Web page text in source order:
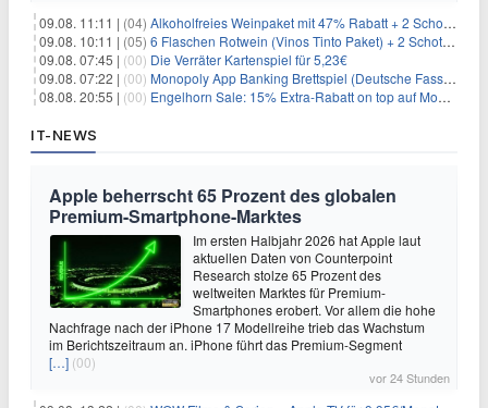
09.08. 11:11 | (04) Alkoholfreies Weinpaket mit 47% Rabatt + 2 Schott Zwiesel Gläser GRATIS für 29,99€
09.08. 10:11 | (05) 6 Flaschen Rotwein (Vinos Tinto Paket) + 2 Schott Zwiesel Gläser für 25,99€ inkl. Versand
09.08. 07:45 | (00) Die Verräter Kartenspiel für 5,23€
09.08. 07:22 | (00) Monopoly App Banking Brettspiel (Deutsche Fassung) für 9,84€
08.08. 20:55 | (00) Engelhorn Sale: 15% Extra-Rabatt on top auf Mode- und Sport-Artikel
IT-NEWS
Apple beherrscht 65 Prozent des globalen
Premium-Smartphone-Marktes
Im ersten Halbjahr 2026 hat Apple laut
aktuellen Daten von Counterpoint
Research stolze 65 Prozent des
weltweiten Marktes für Premium-
Smartphones erobert. Vor allem die hohe
Nachfrage nach der iPhone 17 Modellreihe trieb das Wachstum
im Berichtszeitraum an. iPhone führt das Premium-Segment
[…] (00)
vor 24 Stunden